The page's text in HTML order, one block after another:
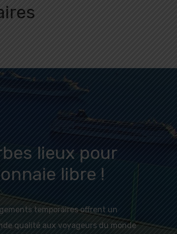
lieux pour
libre !
temporaires offrent un
qualité aux voyageurs du monde